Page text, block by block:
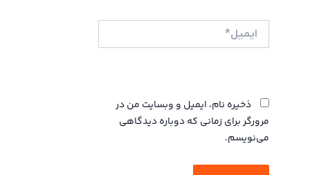
ایمیل*
ذخیره نام، ایمیل و وبسایت من در
مرورگر برای زمانی که دوباره دیدگاهی
می‌نویسم.